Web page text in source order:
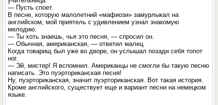
— Пусть споет.
В песне, которую малолетний «мафиози» замурлыкал на
английском, мой приятель с удивлением узнал знакомую
мелодию.
— Ты хоть знаешь, чья это песня, — спросил он.
— Обычная, американская, — ответил малец.
Когда товарищ был уже во дворе, он услышал позади себя топот
ног.
— Эй, мистер! Я вспомнил. Американцы не смогли бы такую песню
написать. Это пуэрториканская песня!
Ну, пуэрториканская, значит пуэрториканская. Вот такая история.
Кроме английского, существует еще и вариант песни на немецком
языке.